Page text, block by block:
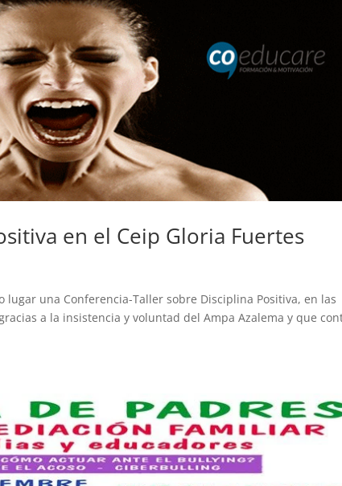
en el Ceip Gloria Fuertes
lugar una Conferencia-Taller sobre Disciplina Positiva, en las
a la insistencia y voluntad del Ampa Azalema y que